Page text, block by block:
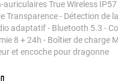
True Wireless
Transparence - Détection de
adaptatif - Bluetooth 5.3 -
8 + 24h - Boîtier de charge
et encoche pour dragonne